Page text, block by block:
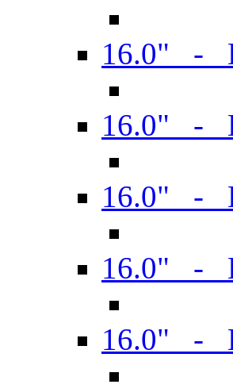
16.0" -
16.0" -
16.0" -
16.0" -
16.0" -